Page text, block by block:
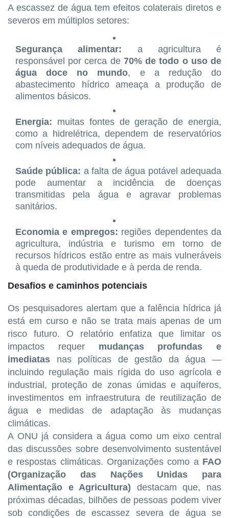
A escassez de água tem efeitos colaterais diretos e
severos em múltiplos setores:
Segurança alimentar: a agricultura é
responsável por cerca de 70% de todo o uso de
água doce no mundo, e a redução do
abastecimento hídrico ameaça a produção de
alimentos básicos.
Energia: muitas fontes de geração de energia,
como a hidrelétrica, dependem de reservatórios
com níveis adequados de água.
Saúde pública: a falta de água potável adequada
pode aumentar a incidência de doenças
transmitidas pela água e agravar problemas
sanitários.
Economia e empregos: regiões dependentes da
agricultura, indústria e turismo em torno de
recursos hídricos estão entre as mais vulneráveis
à queda de produtividade e à perda de renda.
Desafios e caminhos potenciais
Os pesquisadores alertam que a falência hídrica já
está em curso e não se trata mais apenas de um
risco futuro. O relatório enfatiza que limitar os
impactos requer mudanças profundas e
imediatas nas políticas de gestão da água —
incluindo regulação mais rígida do uso agrícola e
industrial, proteção de zonas úmidas e aquíferos,
investimentos em infraestrutura de reutilização de
água e medidas de adaptação às mudanças
climáticas.
A ONU já considera a água como um eixo central
das discussões sobre desenvolvimento sustentável
e respostas climáticas. Organizações como a FAO
(Organização das Nações Unidas para
Alimentação e Agricultura) destacam que, nas
próximas décadas, bilhões de pessoas podem viver
sob condições de escassez severa de água se